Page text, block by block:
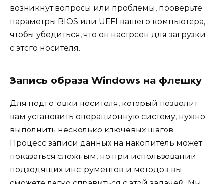
возникнут вопросы или проблемы, проверьте
параметры BIOS или UEFI вашего компьютера,
чтобы убедиться, что он настроен для загрузки
с этого носителя.
Запись образа Windows на флешку
Для подготовки носителя, который позволит
вам установить операционную систему, нужно
выполнить несколько ключевых шагов.
Процесс записи данных на накопитель может
показаться сложным, но при использовании
подходящих инструментов и методов вы